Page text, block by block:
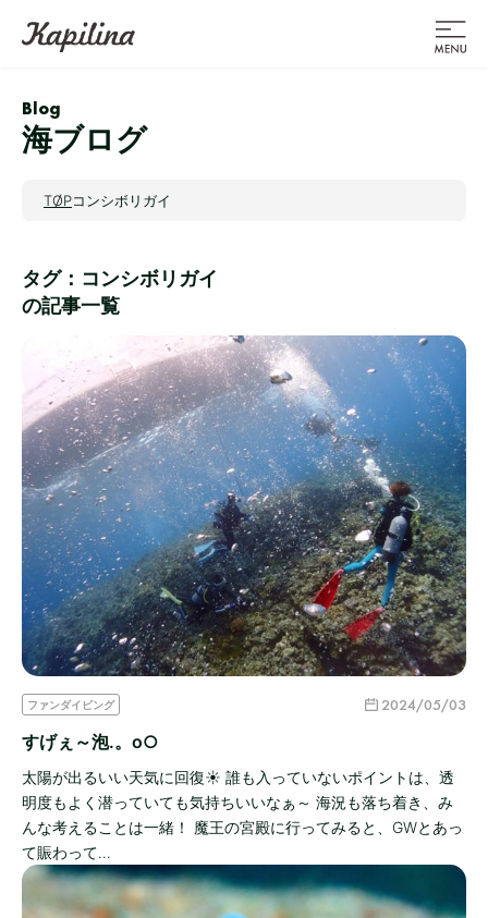
Blog
海ブログ
TOPコンシボリガイ
タグ：コンシボリガイ
の記事一覧
ファンダイビング 2024/05/03
すげぇ～泡.。o○
太陽が出るいい天気に回復☀ 誰も入っていないポイントは、透
明度もよく潜っていても気持ちいいなぁ～ 海況も落ち着き、み
んな考えることは一緒！ 魔王の宮殿に行ってみると、GWとあっ
て賑わって…